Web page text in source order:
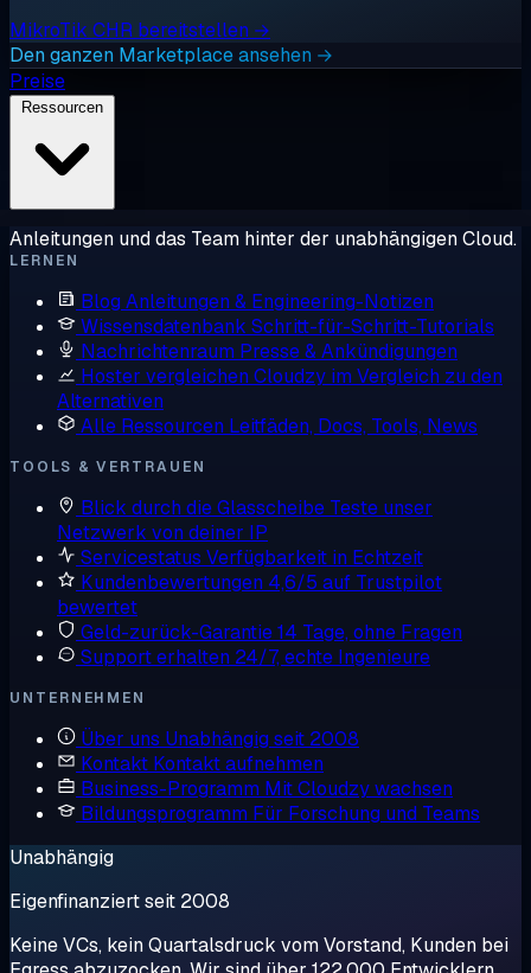
MikroTik CHR bereitstellen →
Den ganzen Marketplace ansehen →
Preise
Anleitungen und das Team hinter der unabhängigen Cloud.
LERNEN
Blog Anleitungen & Engineering-Notizen
Wissensdatenbank Schritt-für-Schritt-Tutorials
Nachrichtenraum Presse & Ankündigungen
Hoster vergleichen Cloudzy im Vergleich zu den
Alternativen
Alle Ressourcen Leitfäden, Docs, Tools, News
TOOLS & VERTRAUEN
Blick durch die Glasscheibe Teste unser
Netzwerk von deiner IP
Servicestatus Verfügbarkeit in Echtzeit
Kundenbewertungen 4,6/5 auf Trustpilot
bewertet
Geld-zurück-Garantie14 Tage, ohne Fragen
Support erhalten 24/7, echte Ingenieure
UNTERNEHMEN
Über uns Unabhängig seit 2008
Kontakt Kontakt aufnehmen
Business-Programm Mit Cloudzy wachsen
Bildungsprogramm Für Forschung und Teams
Unabhängig
Eigenfinanziert seit 2008
Keine VCs, kein Quartalsdruck vom Vorstand, Kunden bei